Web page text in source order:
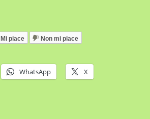
Mi piace Non mi piace
WhatsApp X